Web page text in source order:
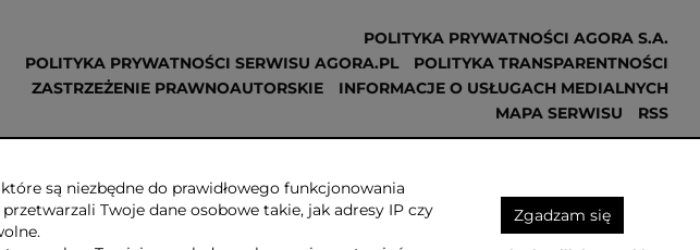
POLITYKA PRYWATNOŚCI AGORA S.A.
POLITYKA PRYWATNOŚCI SERWISU AGORA.PL
POLITYKA TRANSPARENTNOŚCI
ZASTRZEŻENIE PRAWNOAUTORSKIE
INFORMACJE O USŁUGACH MEDIALNYCH
MAPA SERWISU
RSS
są niezbędne do prawidłowego funkcjonowania
Twoje dane osobowe takie, jak adresy IP czy
Zgadzam się